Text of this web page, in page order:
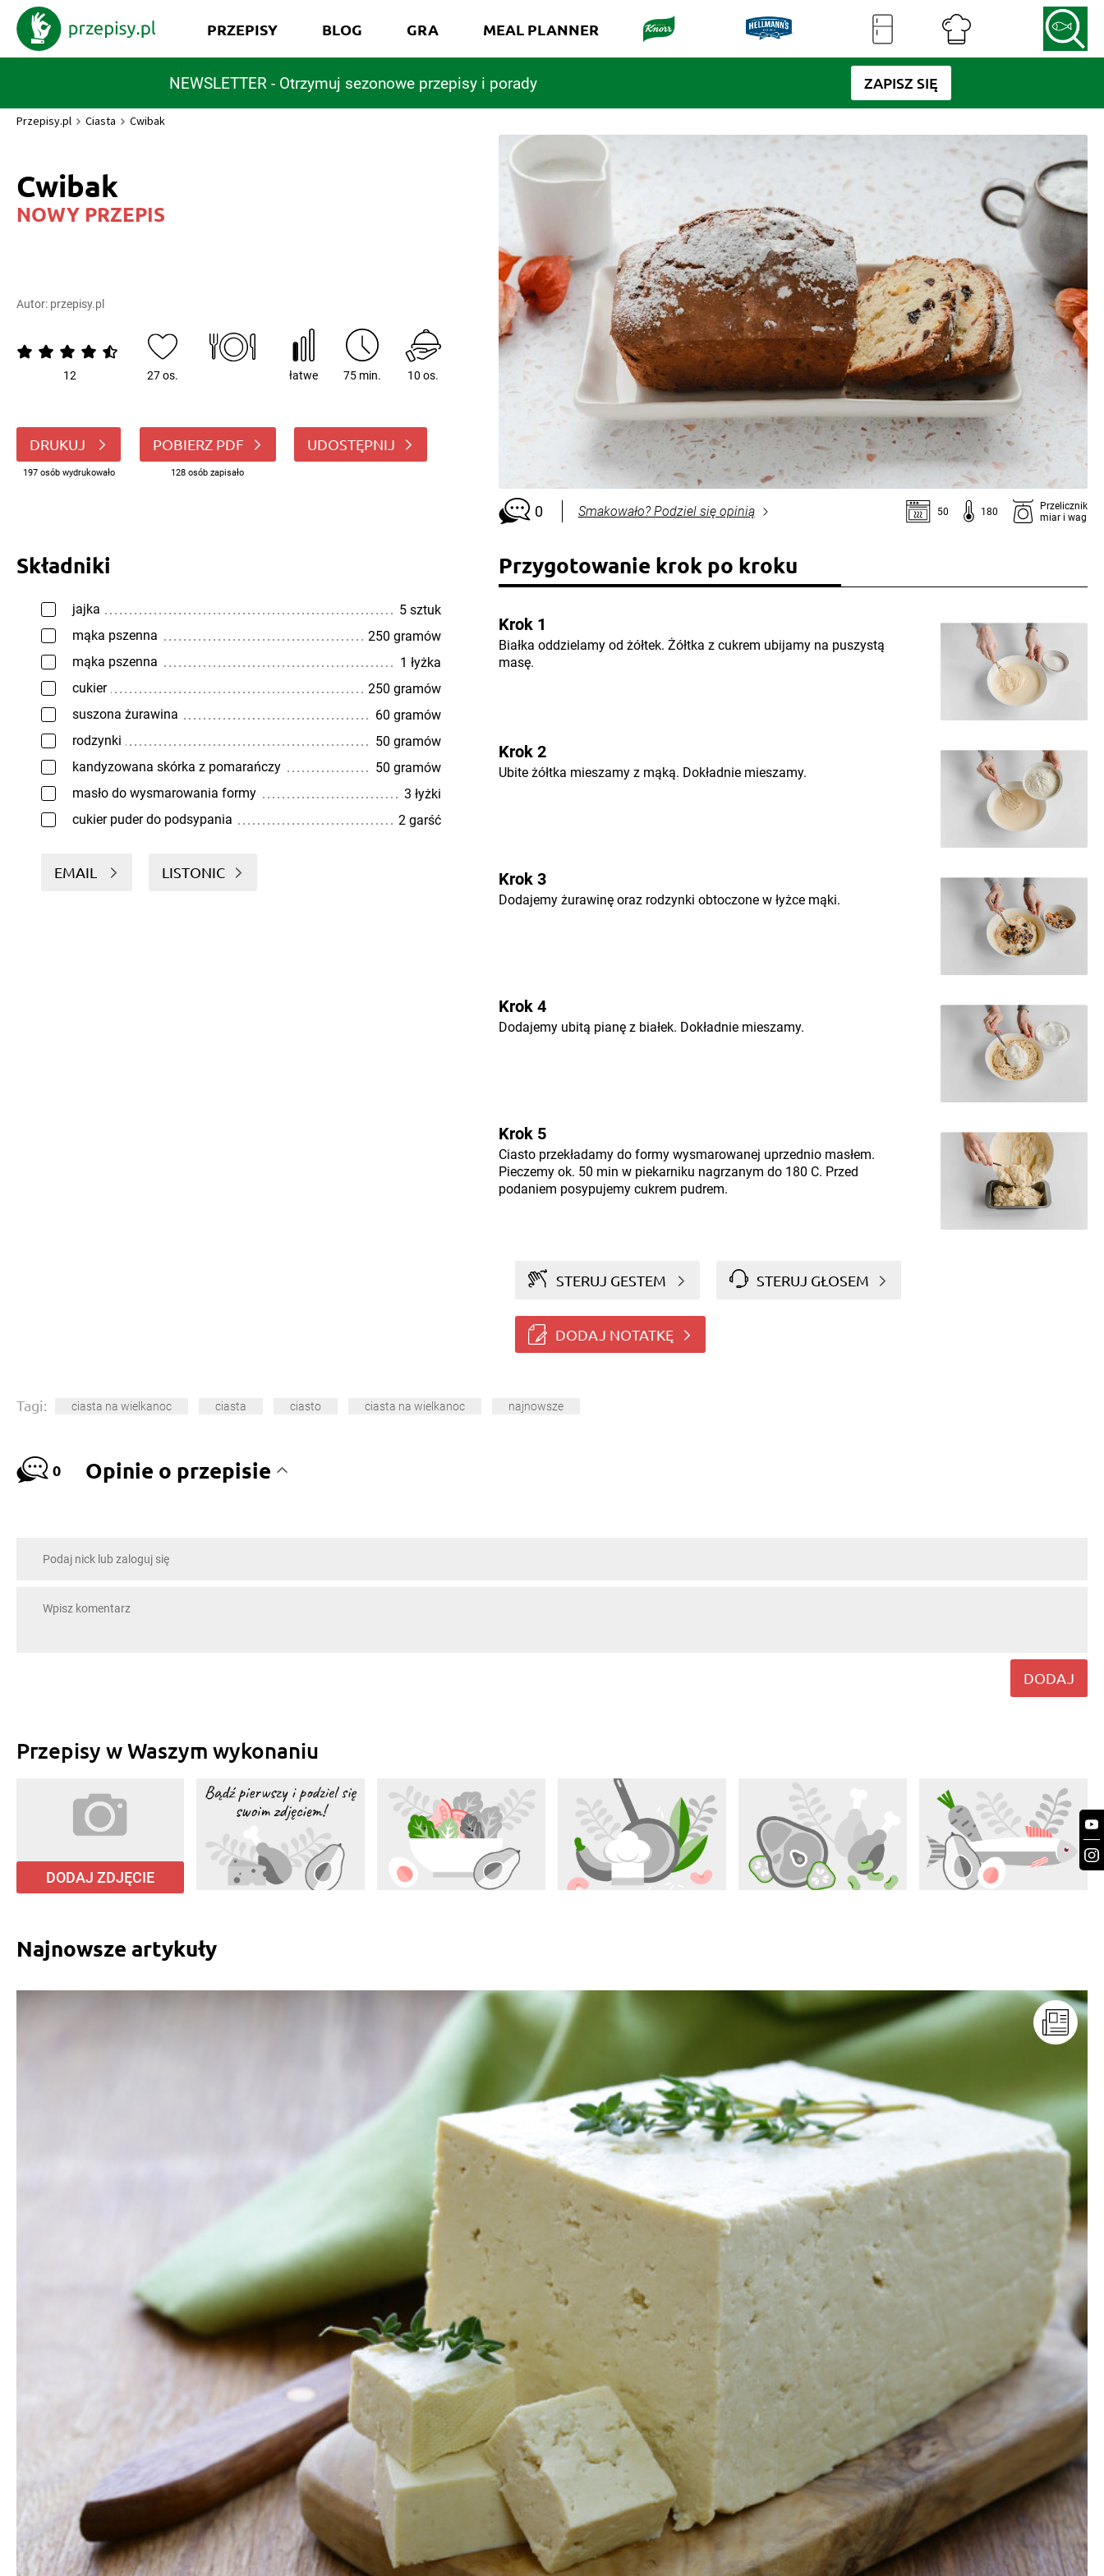
NEWSLETTER - Otrzymuj sezonowe przepisy i porady ZAPISZ SIĘ
PRZEPISY BLOG GRA MEAL PLANNER
Przepisy.pl Ciasta Cwibak
Cwibak
NOWY PRZEPIS
Autor: przepisy.pl
12 27 os. łatwe 75 min. 10 os.
DRUKUJ
197 osób wydrukowało
POBIERZ PDF
128 osób zapisało
UDOSTĘPNIJ
0 Smakowało? Podziel się opinią 50 180
Przelicznik
miar i wag
Składniki
jajka
5 sztuk
mąka pszenna
250 gramów
mąka pszenna
1 łyżka
cukier
250 gramów
suszona żurawina
60 gramów
rodzynki
50 gramów
kandyzowana skórka z pomarańczy
50 gramów
masło do wysmarowania formy
3 łyżki
cukier puder do podsypania
2 garść
EMAIL LISTONIC
Przygotowanie krok po kroku
Krok 1
Białka oddzielamy od żółtek. Żółtka z cukrem ubijamy na puszystą
masę.
Krok 2
Ubite żółtka mieszamy z mąką. Dokładnie mieszamy.
Krok 3
Dodajemy żurawinę oraz rodzynki obtoczone w łyżce mąki.
Krok 4
Dodajemy ubitą pianę z białek. Dokładnie mieszamy.
Krok 5
Ciasto przekładamy do formy wysmarowanej uprzednio masłem.
Pieczemy ok. 50 min w piekarniku nagrzanym do 180 C. Przed
podaniem posypujemy cukrem pudrem.
STERUJ GESTEM STERUJ GŁOSEM
DODAJ NOTATKĘ
Tagi: ciasta na wielkanoc ciasta ciasto ciasta na wielkanoc najnowsze
0 Opinie o przepisie
DODAJ
Przepisy w Waszym wykonaniu
DODAJ ZDJĘCIE
Najnowsze artykuły